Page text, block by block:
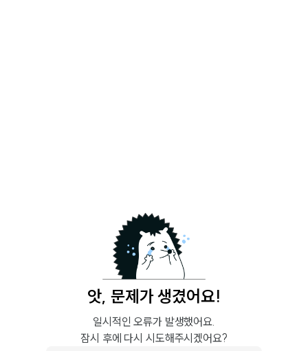
앗, 문제가 생겼어요!
일시적인 오류가 발생했어요.
잠시 후에 다시 시도해주시겠어요?